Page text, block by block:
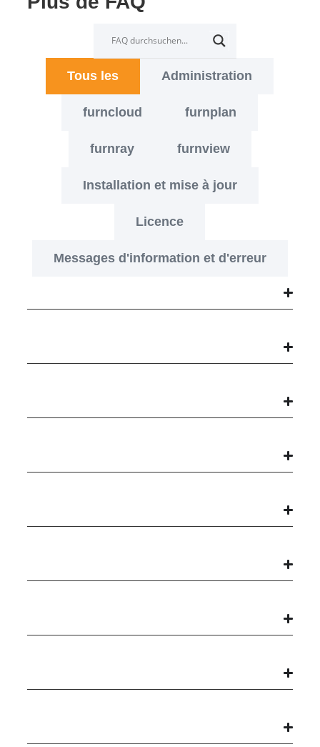
Administration
furncloud furnplan
furnray furnview
Installation et mise à jour
Licence
Messages d'information et d'erreur
Tous les